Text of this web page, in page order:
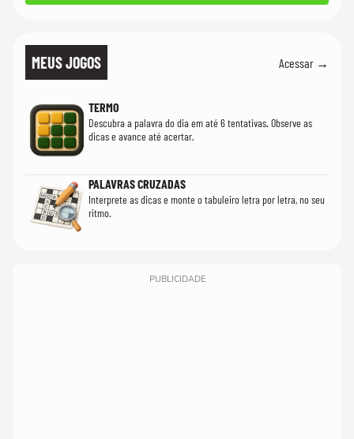
MEUS JOGOS Acessar →
TERMO
Descubra a palavra do dia em até 6 tentativas. Observe as
dicas e avance até acertar.
PALAVRAS CRUZADAS
Interprete as dicas e monte o tabuleiro letra por letra, no seu
ritmo.
PUBLICIDADE